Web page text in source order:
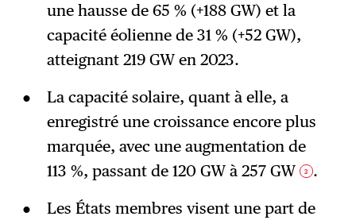
une hausse de 65 % (+188 GW) et la
capacité éolienne de 31 % (+52 GW),
atteignant 219 GW en 2023.
La capacité solaire, quant à elle, a
enregistré une croissance encore plus
marquée, avec une augmentation de
113 %, passant de 120 GW à 257 GW
3 .
Les États membres visent une part de